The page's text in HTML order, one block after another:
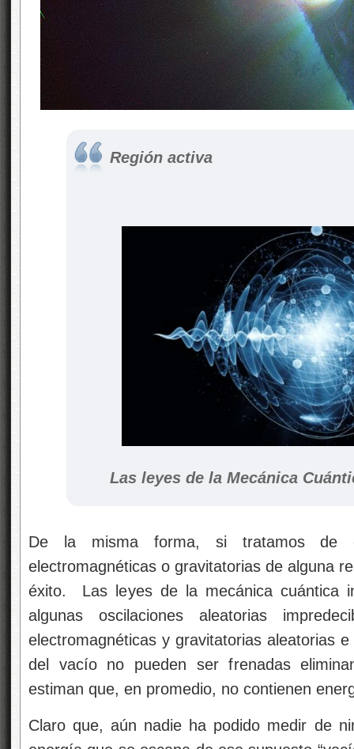
Región activa
Las leyes de la Mecánica
De la misma forma, si tratamos de
electromagnéticas o gravitatorias de alguna
éxito. Las leyes de la mecánica cuántica
algunas oscilaciones aleatorias
electromagnéticas y gravitatorias aleatorias
del vacío no pueden ser frenadas
estiman que, en promedio, no contienen
Claro que, aún nadie ha podido medir de